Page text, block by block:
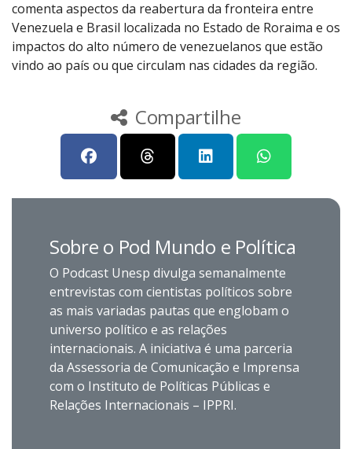
comenta aspectos da reabertura da fronteira entre
Venezuela e Brasil localizada no Estado de Roraima e os
impactos do alto número de venezuelanos que estão
vindo ao país ou que circulam nas cidades da região.
Compartilhe
Sobre o Pod Mundo e Política
O Podcast Unesp divulga semanalmente
entrevistas com cientistas políticos sobre
as mais variadas pautas que englobam o
universo político e as relações
internacionais. A iniciativa é uma parceria
da Assessoria de Comunicação e Imprensa
com o Instituto de Políticas Públicas e
Relações Internacionais – IPPRI.